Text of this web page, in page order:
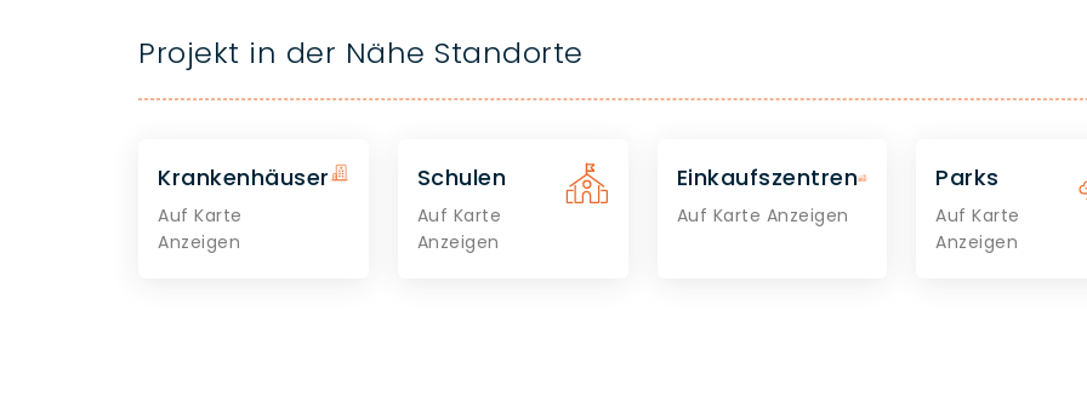
Projekt in der Nähe Standorte
Krankenhäuser
Auf Karte
Anzeigen
Schulen
Auf Karte
Anzeigen
Einkaufszentren
Auf Karte Anzeigen
Parks
Auf Karte
Anzeigen